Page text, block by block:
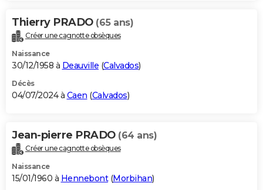
Thierry PRADO (65 ans)
Créer une cagnotte obsèques
Naissance
30/12/1958 à Deauville (Calvados)
Décès
04/07/2024 à Caen (Calvados)
Jean-pierre PRADO (64 ans)
Créer une cagnotte obsèques
Naissance
15/01/1960 à Hennebont(Morbihan)